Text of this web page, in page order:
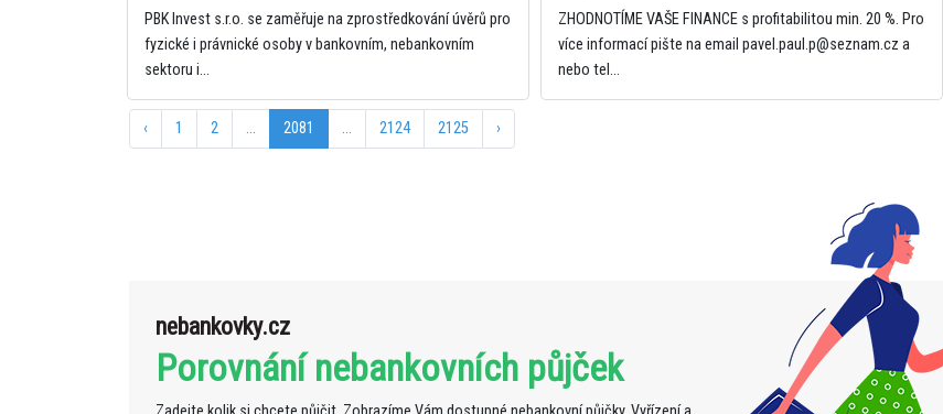
PBK Invest s.r.o. se zaměřuje na zprostředkování úvěrů pro
fyzické i právnické osoby v bankovním, nebankovním
sektoru i...
ZHODNOTÍME VAŠE FINANCE s profitabilitou min. 20 %. Pro
více informací pište na email pavel.paul.p@seznam.cz a
nebo tel...
‹ 1 2 ... 2081 ... 2124 2125 ›
nebankovky.cz
Porovnání nebankovních půjček